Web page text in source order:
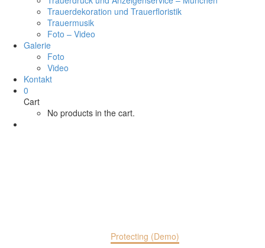
Trauerdekoration und Trauerfloristik
Trauermusik
Foto – Video
Galerie
Foto
Video
Kontakt
0
Cart
No products in the cart.
Protecting (Demo)